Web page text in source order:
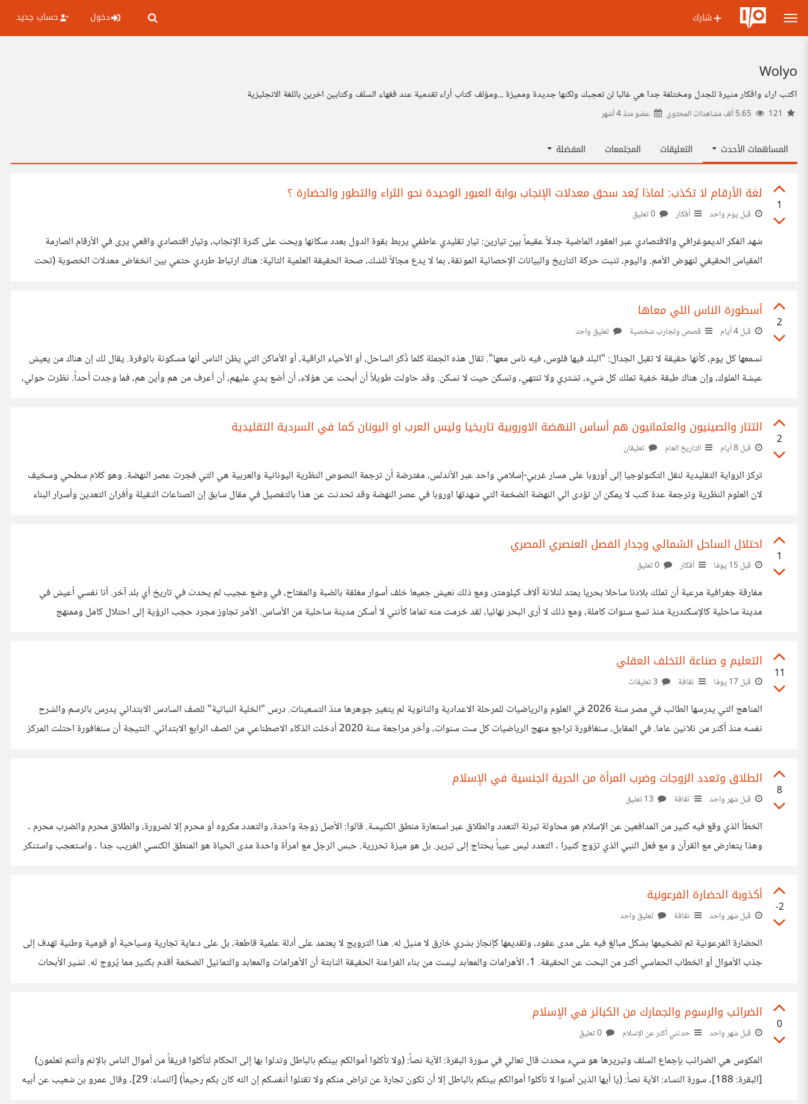
شارك دخول حساب جديد
Wolyo
اكتب اراء وافكار مثيرة للجدل ومختلفة جدا هي غالبا لن تعجبك ولكنها جديدة ومميزة ...ومؤلف كتاب أراء تقدمية عند فقهاء السلف وكتابين اخرين باللغة الانجليزية
عضو منذ4 أشهر
المساهمات الأحدث التعليقات المجتمعات المفضلة
1
لغة الأرقام لا تكذب: لماذا يُعد سحق معدلات الإنجاب بوابة العبور الوحيدة نحو الثراء والتطور والحضارة ؟
قبل يوم واحد أفكار
شهد الفكر الديموغرافي والاقتصادي عبر العقود الماضية جدلاً عقيماً بين تيارين: تيار تقليدي عاطفي يربط بقوة الدول بعدد سكانها ويحث على كثرة الإنجاب، وتيار اقتصادي واقعي يرى في الأرقام الصارمة
المقياس الحقيقي لنهوض الأمم. واليوم، تثبت حركة التاريخ والبيانات الإحصائية الموثقة، بما لا يدع مجالاً للشك، صحة الحقيقة العلمية التالية: هناك ارتباط طردي حتمي بين انخفاض معدلات الخصوبة (تحت
2
أسطورة الناس اللي معاها
قبل 4 أيام قصص وتجارب شخصية تعليق واحد
نسمعها كل يوم، كأنها حقيقة لا تقبل الجدال: "البلد فيها فلوس، فيه ناس معها". تقال هذه الجملة كلما ذُكر الساحل، أو الأحياء الراقية، أو الأماكن التي يظن الناس أنها مسكونة بالوفرة. يقال لك إن هناك من يعيش
عيشة الملوك، وإن هناك طبقة خفية تملك كل شيء، تشتري ولا تنتهي، وتسكن حيث لا نسكن. وقد حاولت طويلاً أن أبحث عن هؤلاء، أن أضع يدي عليهم، أن أعرف من هم وأين هم، فما وجدت أحداً. نظرت حولي،
2
التتار والصينيون والعثمانيون هم أساس النهضة الاوروبية تاريخيا وليس العرب او اليونان كما في السردية التقليدية
قبل 8 أيام التاريخ العام تعليقان
تركز الرواية التقليدية لنقل التكنولوجيا إلى أوروبا على مسار غربي-إسلامي واحد عبر الأندلس، مفترضة أن ترجمة النصوص النظرية اليونانية والعربية هي التي فجرت عصر النهضة. وهو كلام سطحي وسخيف
لان العلوم النظرية وترجمة عدة كتب لا يمكن ان تؤدى الي النهضة الضخمة التي شهدتها اوروبا في عصر النهضة وقد تحدثت عن هذا بالتفصيل في مقال سابق إن الصناعات الثقيلة وأفران التعدين وأسرار البناء
1
احتلال الساحل الشمالي وجدار الفصل العنصري المصري
قبل 15 يومًا أفكار
مفارقة جغرافية مرعبة أن تملك بلادنا ساحلا بحريا يمتد لثلاثة آلاف كيلومتر، ومع ذلك نعيش جميعا خلف أسوار مغلقة بالضبة والمفتاح، في وضع عجيب لم يحدث في تاريخ أي بلد آخر. أنا نفسي أعيش في
مدينة ساحلية كالإسكندرية منذ تسع سنوات كاملة، ومع ذلك لا أرى البحر نهائيا، لقد حُرمت منه تماما كأنني لا أسكن مدينة ساحلية من الأساس. الأمر تجاوز مجرد حجب الرؤية إلى احتلال كامل وممنهج
11
التعليم و صناعة التخلف العقلي
قبل 17 يومًا ثقافة
المناهج التي يدرسها الطالب في مصر سنة 2026 في العلوم والرياضيات للمرحلة الاعدادية والثانوية لم يتغير جوهرها منذ التسعينات. درس "الخلية النباتية" للصف السادس الابتدائي يدرس بالرسم والشرح
نفسه منذ أكثر من ثلاثين عاما. في المقابل، سنغافورة تراجع منهج الرياضيات كل ست سنوات، وآخر مراجعة سنة 2020 أدخلت الذكاء الاصطناعي من الصف الرابع الابتدائي. النتيجة أن سنغافورة احتلت المركز
8
الطلاق وتعدد الزوجات وضرب المرأة من الحرية الجنسية في الإسلام
قبل شهر واحد ثقافة
الخطأ الذي وقع فيه كثير من المدافعين عن الإسلام هو محاولة تبرئة التعدد والطلاق عبر استعارة منطق الكنيسة. قالوا: الأصل زوجة واحدة، والتعدد مكروه أو محرم إلا لضرورة، والطلاق محرم والضرب محرم .
وهذا يتعارض مع القرآن و مع فعل النبي الذي تزوج كثيرا . التعدد ليس عيباً يحتاج إلى تبرير. بل هو ميزة تحررية. حبس الرجل مع امرأة واحدة مدى الحياة هو المنطق الكنسي الغريب جدا . واستعجب واستنكر
-2
أكذوبة الحضارة الفرعونية
قبل شهر واحد ثقافة تعليق واحد
الحضارة الفرعونية تم تضخيمها بشكل مبالغ فيه على مدى عقود، وتقديمها كإنجاز بشري خارق لا مثيل له. هذا الترويج لا يعتمد على أدلة علمية قاطعة، بل على دعاية تجارية وسياحية أو قومية وطنية تهدف إلى
جذب الأموال أو الخطاب الحماسي أكثر من البحث عن الحقيقة. 1. الأهرامات والمعابد ليست من بناء الفراعنة الحقيقة الثابتة أن الأهرامات والمعابد والتماثيل الضخمة أقدم بكثير مما يُروج له. تشير الأبحاث
0
الضرائب والرسوم والجمارك من الكبائر في الإسلام
قبل شهر واحد حدثني أكثر عن الإسلام
المكوس هي الضرائب بإجماع السلف وتبريرها هو شيء محدث قال تعالي في سورة البقرة: الآية نصاً: (ولا تأكلوا أموالكم بينكم بالباطل وتدلوا بها إلى الحكام لتأكلوا فريقاً من أموال الناس بالإثم وأنتم تعلمون)
[البقرة: 188]. سورة النساء: الآية نصاً: (يا أيها الذين آمنوا لا تأكلوا أموالكم بينكم بالباطل إلا أن تكون تجارة عن تراض منكم ولا تقتلوا أنفسكم إن الله كان بكم رحيماً) [النساء: 29]. وقال عمرو بن شعيب عن أبيه